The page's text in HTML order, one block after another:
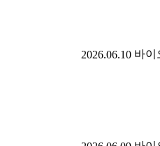
2026.06.10 바이